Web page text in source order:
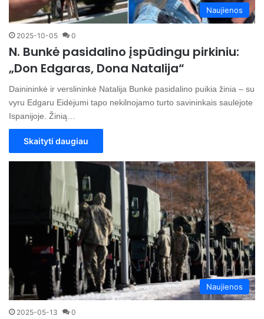
Naujienos
2025-10-05 0
N. Bunkė pasidalino įspūdingu pirkiniu:
„Don Edgaras, Dona Natalija“
Dainininkė ir verslininkė Natalija Bunkė pasidalino puikia žinia – su
vyru Edgaru Eidėjumi tapo nekilnojamo turto savininkais saulėjote
Ispanijoje. Žinią…
Skaityti daugiau
Naujienos
2025-05-13 0